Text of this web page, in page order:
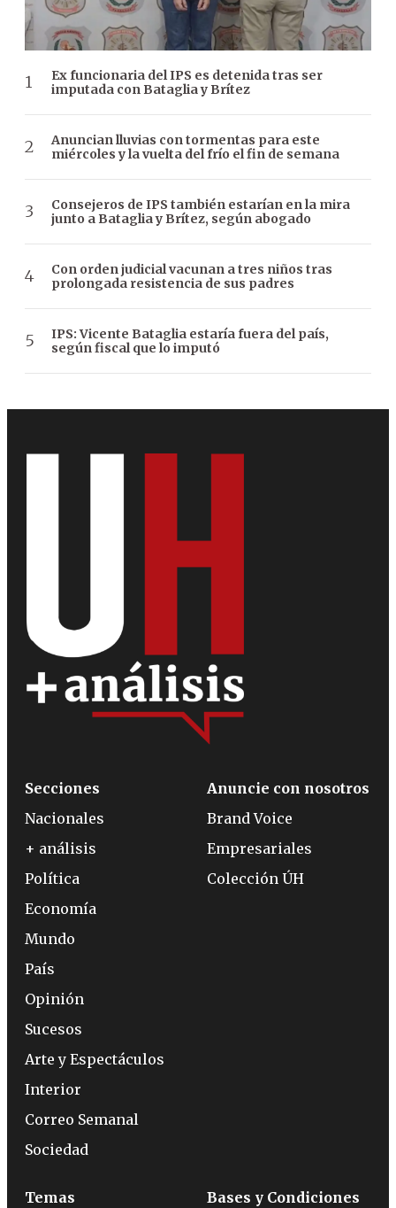
Ex funcionaria del IPS es detenida tras ser
imputada con Bataglia y Brítez
Anuncian lluvias con tormentas para este
miércoles y la vuelta del frío el fin de semana
Consejeros de IPS también estarían en la mira
junto a Bataglia y Brítez, según abogado
Con orden judicial vacunan a tres niños tras
prolongada resistencia de sus padres
IPS: Vicente Bataglia estaría fuera del país,
según fiscal que lo imputó
Secciones
Nacionales
+ análisis
Política
Economía
Mundo
País
Opinión
Sucesos
Arte y Espectáculos
Interior
Correo Semanal
Sociedad
Anuncie con nosotros
Brand Voice
Empresariales
Colección ÚH
Temas Bases y Condiciones